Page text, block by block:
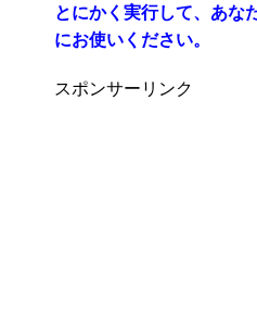
とにかく実行して、あな
にお使いください。
スポンサーリンク